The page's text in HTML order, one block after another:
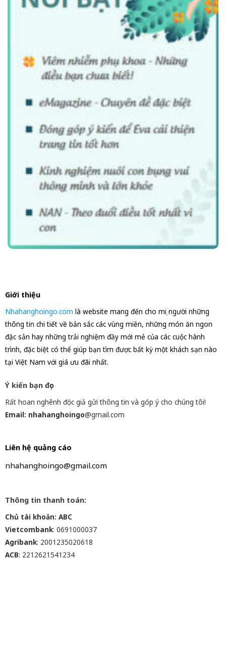
Giới thiệu
Nhahanghoingo.com là website mang đến cho mọi người những
thông tin chi tiết về bản sắc các vùng miền, những món ăn ngon
đặc sản hay những trải nghiệm đầy mới mẻ của các cuộc hành
trình, đặc biệt có thể giúp bạn tìm được bất kỳ một khách sạn nào
tại Việt Nam với giá ưu đãi nhất.
Ý kiến bạn đọc
Rất hoan nghênh độc giả gửi thông tin và góp ý cho chúng tôi!
Email: nhahanghoingo@gmail.com
Liên hệ quảng cáo
nhahanghoingo@gmail.com
Thông tin thanh toán:
Chủ tài khoản: ABC
Vietcombank: 0691000037
Agribank: 2001235020618
ACB: 2212621541234